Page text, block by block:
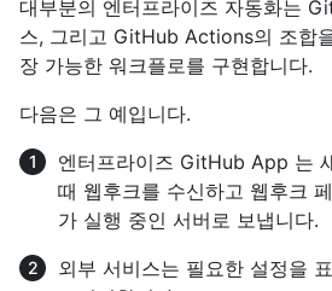
대부분의 엔터프라이즈 자동화는
스, 그리고 GitHub Actions의 조합
장 가능한 워크플로를 구현합니다.
다음은 그 예입니다.
엔터프라이즈 GitHub App 는
때 웹후크를 수신하고 웹후크
가 실행 중인 서버로 보냅니다.
외부 서비스는 필요한 설정을